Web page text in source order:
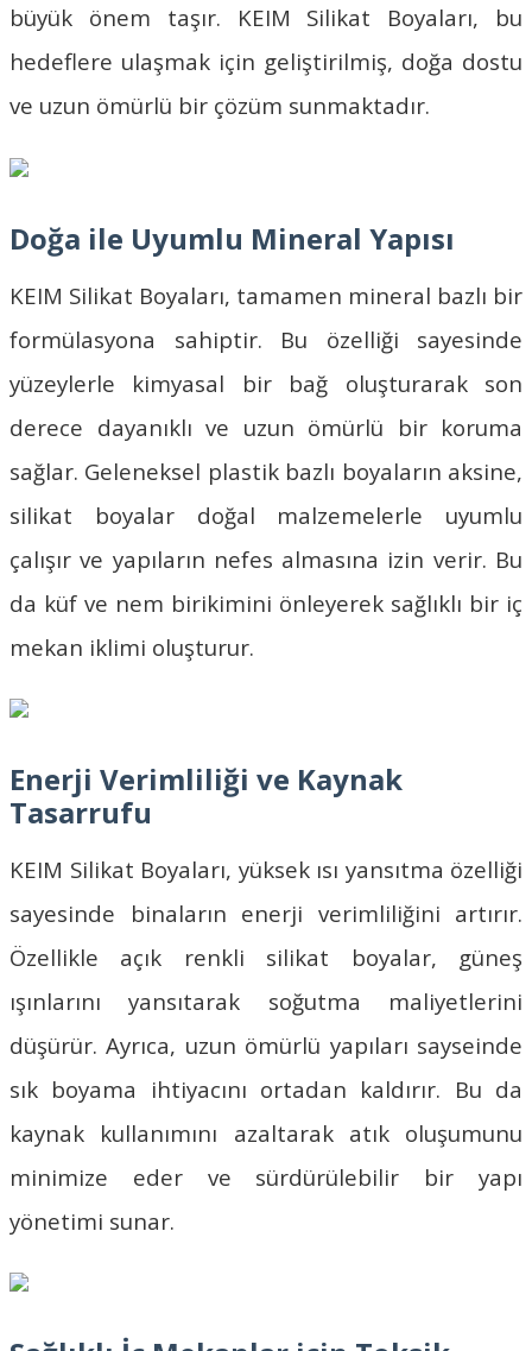
büyük önem taşır. KEIM Silikat Boyaları, bu
hedeflere ulaşmak için geliştirilmiş, doğa dostu
ve uzun ömürlü bir çözüm sunmaktadır.
Doğa ile Uyumlu Mineral Yapısı
KEIM Silikat Boyaları, tamamen mineral bazlı bir
formülasyona sahiptir. Bu özelliği sayesinde
yüzeylerle kimyasal bir bağ oluşturarak son
derece dayanıklı ve uzun ömürlü bir koruma
sağlar. Geleneksel plastik bazlı boyaların aksine,
silikat boyalar doğal malzemelerle uyumlu
çalışır ve yapıların nefes almasına izin verir. Bu
da küf ve nem birikimini önleyerek sağlıklı bir iç
mekan iklimi oluşturur.
Enerji Verimliliği ve Kaynak
Tasarrufu
KEIM Silikat Boyaları, yüksek ısı yansıtma özelliği
sayesinde binaların enerji verimliliğini artırır.
Özellikle açık renkli silikat boyalar, güneş
ışınlarını yansıtarak soğutma maliyetlerini
düşürür. Ayrıca, uzun ömürlü yapıları sayseinde
sık boyama ihtiyacını ortadan kaldırır. Bu da
kaynak kullanımını azaltarak atık oluşumunu
minimize eder ve sürdürülebilir bir yapı
yönetimi sunar.